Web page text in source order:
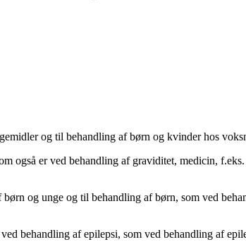
og til behandling af børn og kvinder hos
også er ved behandling af graviditet, medicin,
og unge og til behandling af børn, som ved
behandling af epilepsi, som ved behandling af